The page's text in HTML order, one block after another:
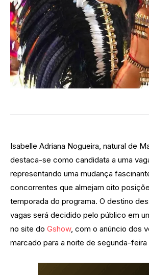
Isabelle Adriana Nogueira, natural de
destaca-se como candidata a uma
representando uma mudança
concorrentes que almejam oito
temporada do programa. O destino
vagas será decidido pelo público em
no site do Gshow, com o anúncio dos
marcado para a noite de segunda-feira